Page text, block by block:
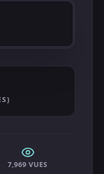
7,969 VUES